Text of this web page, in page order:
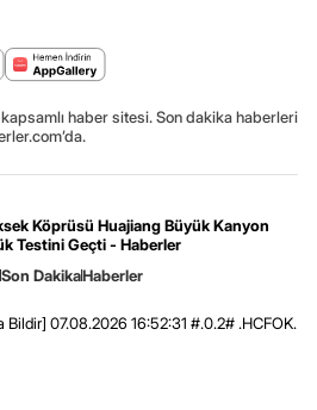
haber sitesi. Son dakika haberleri
Köprüsü Huajiang Büyük Kanyon
Testini Geçti - Haberler
Son DakikaHaberler
Bildir] 07.08.2026 16:52:31 #.0.2# .HCFOK.